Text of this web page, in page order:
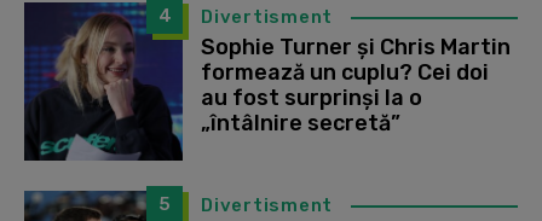
4 Divertisment
Sophie Turner și Chris Martin
formează un cuplu? Cei doi
au fost surprinși la o
„întâlnire secretă”
5 Divertisment